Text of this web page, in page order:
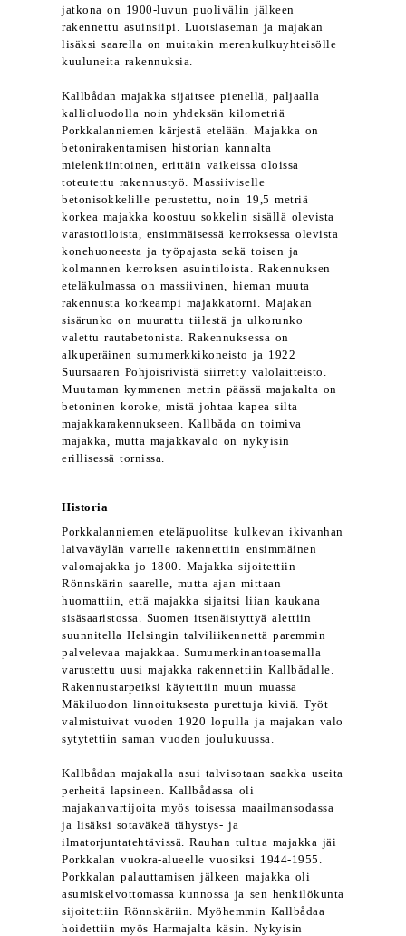
jatkona on 1900-luvun puolivälin jälkeen
rakennettu asuinsiipi. Luotsiaseman ja majakan
lisäksi saarella on muitakin merenkulkuyhteisölle
kuuluneita rakennuksia.
Kallbådan majakka sijaitsee pienellä, paljaalla
kallioluodolla noin yhdeksän kilometriä
Porkkalanniemen kärjestä etelään. Majakka on
betonirakentamisen historian kannalta
mielenkiintoinen, erittäin vaikeissa oloissa
toteutettu rakennustyö. Massiiviselle
betonisokkelille perustettu, noin 19,5 metriä
korkea majakka koostuu sokkelin sisällä olevista
varastotiloista, ensimmäisessä kerroksessa olevista
konehuoneesta ja työpajasta sekä toisen ja
kolmannen kerroksen asuintiloista. Rakennuksen
eteläkulmassa on massiivinen, hieman muuta
rakennusta korkeampi majakkatorni. Majakan
sisärunko on muurattu tiilestä ja ulkorunko
valettu rautabetonista. Rakennuksessa on
alkuperäinen sumumerkkikoneisto ja 1922
Suursaaren Pohjoisrivistä siirretty valolaitteisto.
Muutaman kymmenen metrin päässä majakalta on
betoninen koroke, mistä johtaa kapea silta
majakkarakennukseen. Kallbåda on toimiva
majakka, mutta majakkavalo on nykyisin
erillisessä tornissa.
Historia
Porkkalanniemen eteläpuolitse kulkevan ikivanhan
laivaväylän varrelle rakennettiin ensimmäinen
valomajakka jo 1800. Majakka sijoitettiin
Rönnskärin saarelle, mutta ajan mittaan
huomattiin, että majakka sijaitsi liian kaukana
sisäsaaristossa. Suomen itsenäistyttyä alettiin
suunnitella Helsingin talviliikennettä paremmin
palvelevaa majakkaa. Sumumerkinantoasemalla
varustettu uusi majakka rakennettiin Kallbådalle.
Rakennustarpeiksi käytettiin muun muassa
Mäkiluodon linnoituksesta purettuja kiviä. Työt
valmistuivat vuoden 1920 lopulla ja majakan valo
sytytettiin saman vuoden joulukuussa.
Kallbådan majakalla asui talvisotaan saakka useita
perheitä lapsineen. Kallbådassa oli
majakanvartijoita myös toisessa maailmansodassa
ja lisäksi sotaväkeä tähystys- ja
ilmatorjuntatehtävissä. Rauhan tultua majakka jäi
Porkkalan vuokra-alueelle vuosiksi 1944-1955.
Porkkalan palauttamisen jälkeen majakka oli
asumiskelvottomassa kunnossa ja sen henkilökunta
sijoitettiin Rönnskäriin. Myöhemmin Kallbådaa
hoidettiin myös Harmajalta käsin. Nykyisin